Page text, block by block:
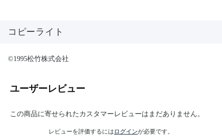
コピーライト
©1995松竹株式会社
ユーザーレビュー
この商品に寄せられたカスタマーレビューはまだありません。
レビューを評価するには ログインが必要です。